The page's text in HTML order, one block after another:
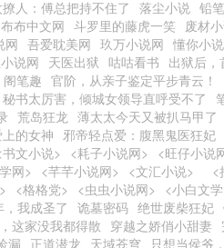
人：傅总把持不住了 落尘小说 铅
布布中文网 斗罗里的藤虎一笑 废材
网 吾爱耽美网 玖万小说网 懂你小
说网 天医出狱 咕咕看书 出狱后
阁笔趣 官阶，从亲子鉴定平步青云！
秘书太厉害，倾城女领导直呼受不了
荒岛狂龙 薄太太今天又被扒马甲了
的女神 邪帝轻点爱：腹黑鬼医狂妃
书文小说> <耗子小说网> <旺仔小说
网> <芊芊小说网> <文汇小说> <
<格格党> <虫虫小说网> <小白文
我成圣了 诡墓密码 绝世废柴狂妃
这家没我都得散 穿越之娇俏小甜妻
漏 正道潜龙 天域苍穹 只想当侯爷